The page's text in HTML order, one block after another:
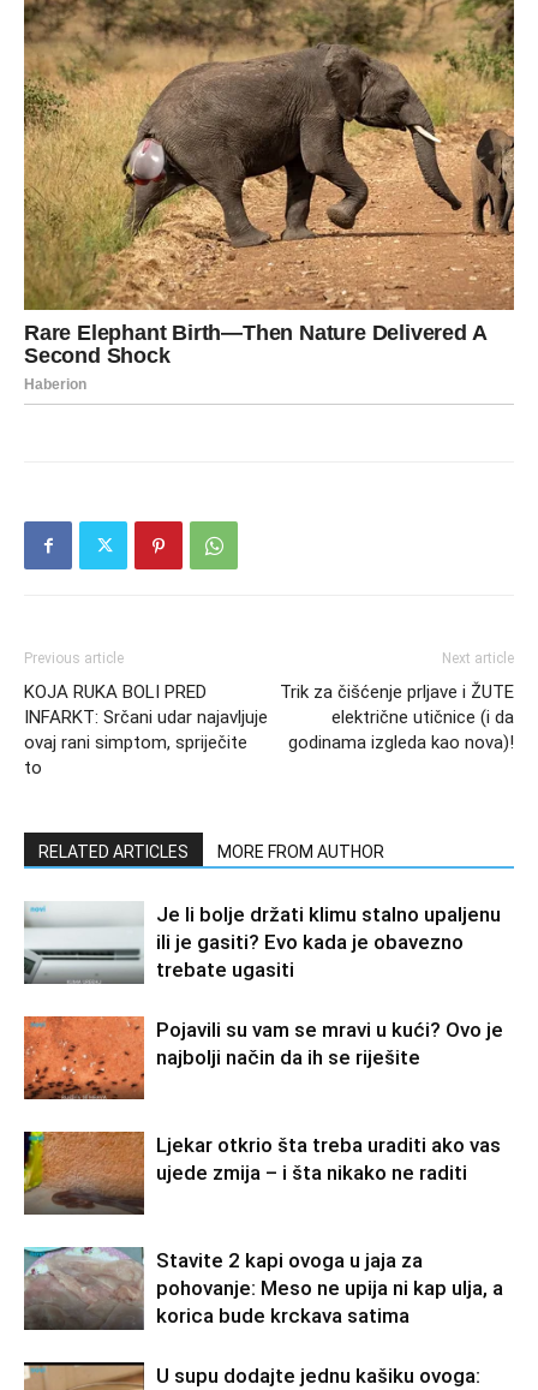
Previous article
KOJA RUKA BOLI PRED
INFARKT: Srčani udar najavljuje
ovaj rani simptom, spriječite
to
Next article
Trik za čišćenje prljave i ŽUTE
električne utičnice (i da
godinama izgleda kao nova)!
RELATED ARTICLES MORE FROM AUTHOR
Je li bolje držati klimu stalno upaljenu
ili je gasiti? Evo kada je obavezno
trebate ugasiti
Pojavili su vam se mravi u kući? Ovo je
najbolji način da ih se riješite
Ljekar otkrio šta treba uraditi ako vas
ujede zmija – i šta nikako ne raditi
Stavite 2 kapi ovoga u jaja za
pohovanje: Meso ne upija ni kap ulja, a
korica bude krckava satima
U supu dodajte jednu kašiku ovoga: